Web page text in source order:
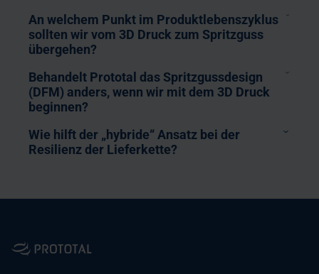
An welchem Punkt im Produktlebenszyklus
sollten wir vom 3D Druck zum Spritzguss
übergehen?
Behandelt Prototal das Spritzgussdesign
(DFM) anders, wenn wir mit dem 3D Druck
beginnen?
Wie hilft der „hybride“ Ansatz bei der
Resilienz der Lieferkette?